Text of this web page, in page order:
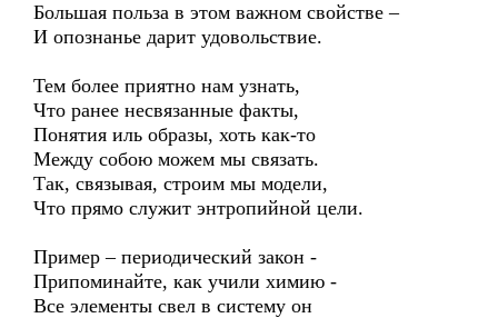
Большая польза в этом важном свойстве –
И опознанье дарит удовольствие.
Тем более приятно нам узнать,
Что ранее несвязанные факты,
Понятия иль образы, хоть как-то
Между собою можем мы связать.
Так, связывая, строим мы модели,
Что прямо служит энтропийной цели.
Пример – периодический закон -
Припоминайте, как учили химию -
Все элементы свел в систему он